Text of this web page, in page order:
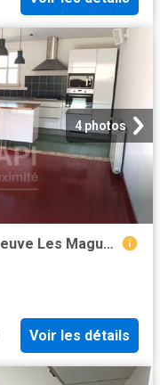
4 photos
Maison T4 Bis Centre Ville Villeneuve Les Maguelone
Voir les détails